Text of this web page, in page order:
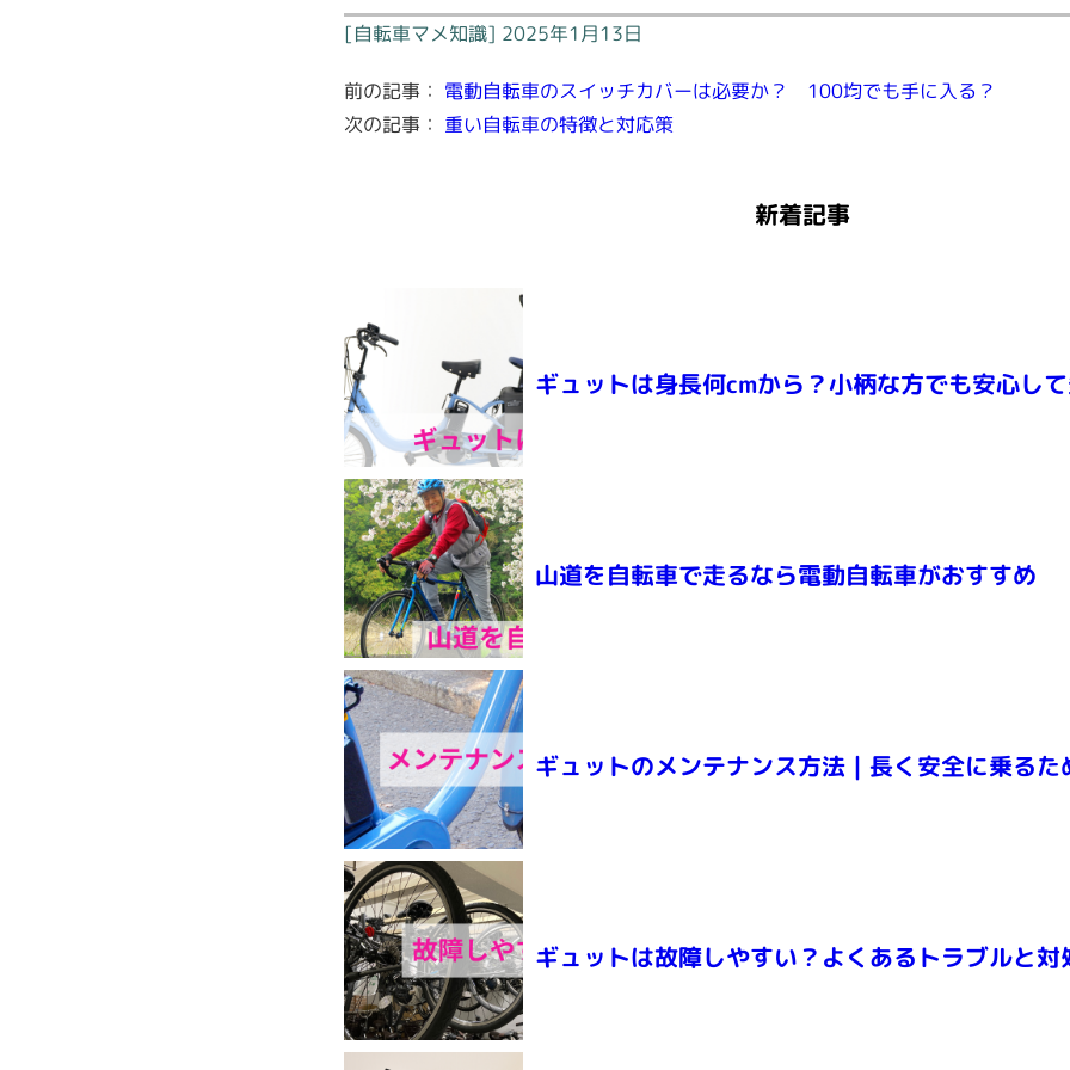
[自転車マメ知識] 2025年1月13日
前の記事： 電動自転車のスイッチカバーは必要か？ 100均でも手に入る？
次の記事： 重い自転車の特徴と対応策
新着記事
ギュットは身長何cmから？小柄な方でも安心し
山道を自転車で走るなら電動自転車がおすすめ
ギュットのメンテナンス方法｜長く安全に乗るた
ギュットは故障しやすい？よくあるトラブルと対